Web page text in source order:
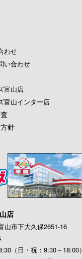
わせ
い合わせ
富山店
富山インター店
針
店
山市下大久保2651-16
（日・祝：9:30～18:00）